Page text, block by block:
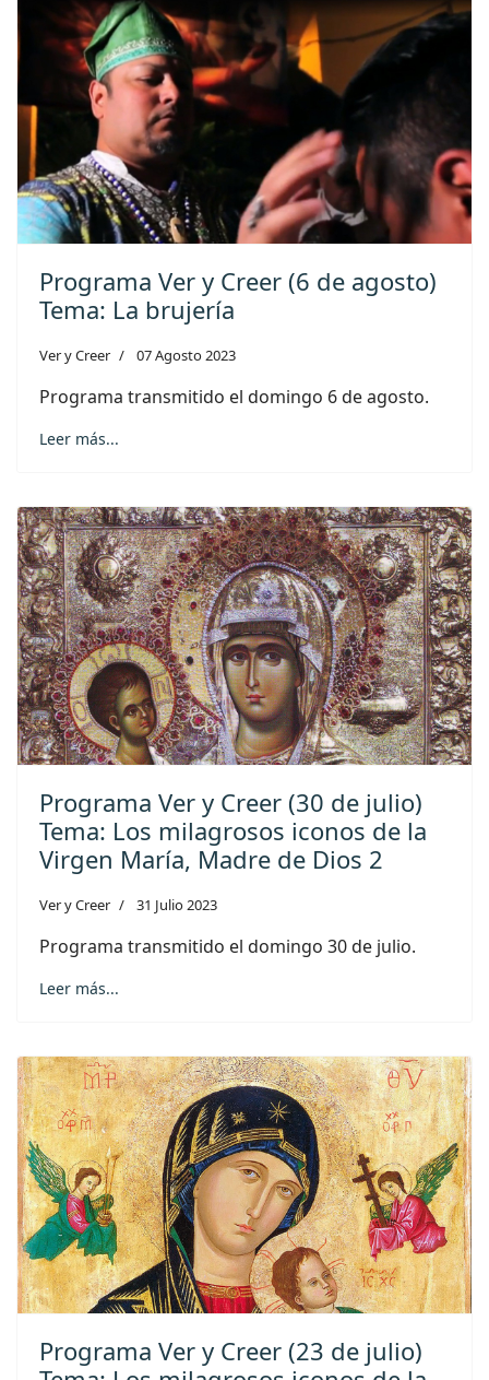
Programa Ver y Creer (6 de agosto)
Tema: La brujería
Ver y Creer 07 Agosto 2023
Programa transmitido el domingo 6 de agosto.
Leer más...
Programa Ver y Creer (30 de julio)
Tema: Los milagrosos iconos de la
Virgen María, Madre de Dios 2
Ver y Creer 31 Julio 2023
Programa transmitido el domingo 30 de julio.
Leer más...
Programa Ver y Creer (23 de julio)